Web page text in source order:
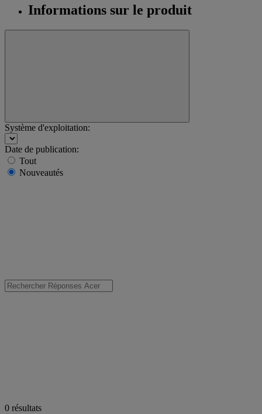
Informations sur le produit
Système d'exploitation:
Date de publication:
Tout
Nouveautés
0 résultats